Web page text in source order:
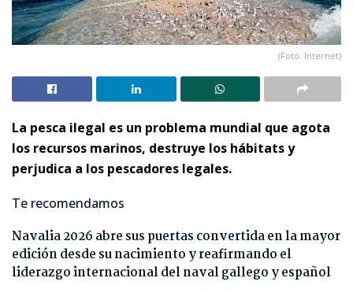
(Foto: Internet)
La pesca ilegal es un problema mundial que agota
los recursos marinos, destruye los hábitats y
perjudica a los pescadores legales.
Te recomendamos
Navalia 2026 abre sus puertas convertida en la mayor
edición desde su nacimiento y reafirmando el
liderazgo internacional del naval gallego y español